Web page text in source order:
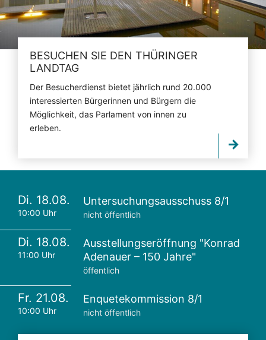
BESUCHEN SIE DEN THÜRINGER
LANDTAG
Der Besucherdienst bietet jährlich rund 20.000
interessierten Bürgerinnen und Bürgern die
Möglichkeit, das Parlament von innen zu
erleben.
Di. 18.08.
10:00 Uhr
Untersuchungsausschuss 8/1
nicht öffentlich
Di. 18.08.
11:00 Uhr
Ausstellungseröffnung "Konrad
Adenauer – 150 Jahre"
öffentlich
Fr. 21.08.
10:00 Uhr
Enquetekommission 8/1
nicht öffentlich